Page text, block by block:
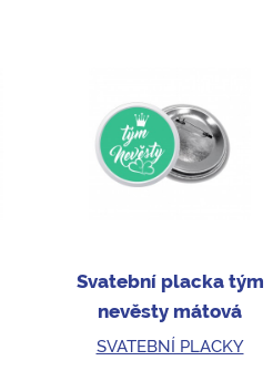
Svatební placka tým
nevěsty mátová
SVATEBNÍ PLACKY